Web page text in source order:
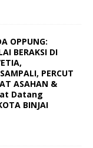
OPPUNG:
BERAKSI DI
PERCUT
ASAHAN &
Datang
BINJAI